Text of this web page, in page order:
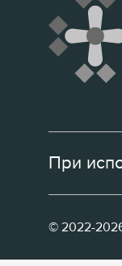
При
© 2022-